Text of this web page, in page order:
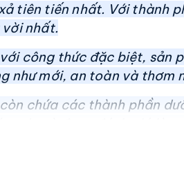
tiên tiến nhất. Với thành
nhất.
công thức đặc biệt,
như mới, an toàn và thơm
chứa các thành phần
lựa chọn tuyệt vời cho